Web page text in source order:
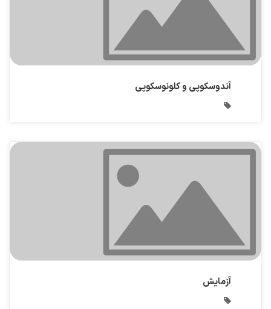
آندوسکوپی و کلونوسکوپی
آزمایش